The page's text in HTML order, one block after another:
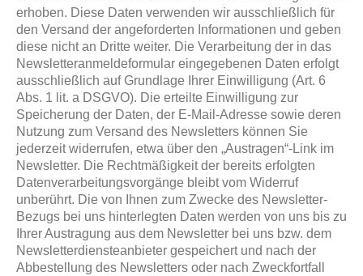
erhoben. Diese Daten verwenden wir ausschließlich für
den Versand der angeforderten Informationen und geben
diese nicht an Dritte weiter. Die Verarbeitung der in das
Newsletteranmeldeformular eingegebenen Daten erfolgt
ausschließlich auf Grundlage Ihrer Einwilligung (Art. 6
Abs. 1 lit. a DSGVO). Die erteilte Einwilligung zur
Speicherung der Daten, der E-Mail-Adresse sowie deren
Nutzung zum Versand des Newsletters können Sie
jederzeit widerrufen, etwa über den „Austragen“-Link im
Newsletter. Die Rechtmäßigkeit der bereits erfolgten
Datenverarbeitungsvorgänge bleibt vom Widerruf
unberührt. Die von Ihnen zum Zwecke des Newsletter-
Bezugs bei uns hinterlegten Daten werden von uns bis zu
Ihrer Austragung aus dem Newsletter bei uns bzw. dem
Newsletterdiensteanbieter gespeichert und nach der
Abbestellung des Newsletters oder nach Zweckfortfall